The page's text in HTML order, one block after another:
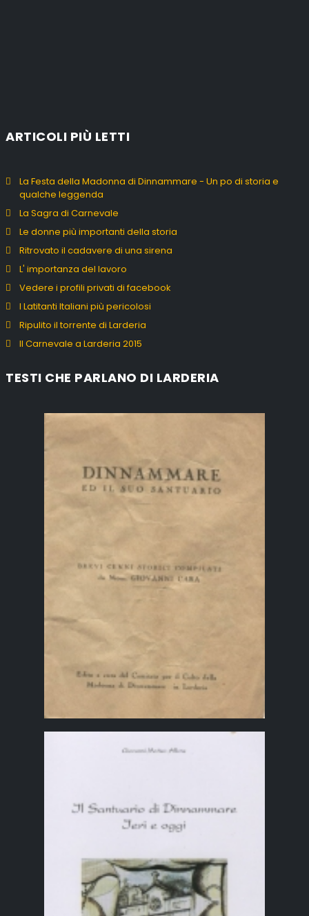
ARTICOLI PIÙ LETTI
La Festa della Madonna di Dinnammare - Un po di storia e
qualche leggenda
La Sagra di Carnevale
Le donne più importanti della storia
Ritrovato il cadavere di una sirena
L' importanza del lavoro
Vedere i profili privati di facebook
I Latitanti Italiani più pericolosi
Ripulito il torrente di Larderia
Il Carnevale a Larderia 2015
TESTI CHE PARLANO DI LARDERIA